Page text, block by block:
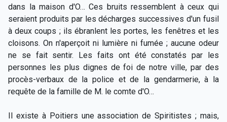
dans la maison d'O… Ces bruits ressemblent à ceux qui
seraient produits par les décharges successives d'un fusil
à deux coups ; ils ébranlent les portes, les fenêtres et les
cloisons. On n'aperçoit ni lumière ni fumée ; aucune odeur
ne se fait sentir. Les faits ont été constatés par les
personnes les plus dignes de foi de notre ville, par des
procès-verbaux de la police et de la gendarmerie, à la
requête de la famille de M. le comte d'O…
Il existe à Poitiers une association de Spiritistes ; mais,